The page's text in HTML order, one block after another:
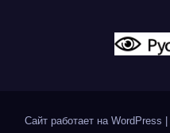
Сайт работает на WordPress